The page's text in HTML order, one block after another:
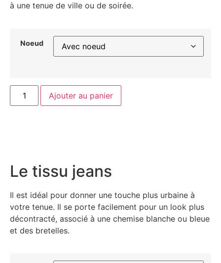
à une tenue de ville ou de soirée.
Noeud
Ajouter au panier
Le tissu jeans
Il est idéal pour donner une touche plus urbaine à
votre tenue. Il se porte facilement pour un look plus
décontracté, associé à une chemise blanche ou bleue
et des bretelles.